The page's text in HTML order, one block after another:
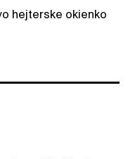
hejterske okienko